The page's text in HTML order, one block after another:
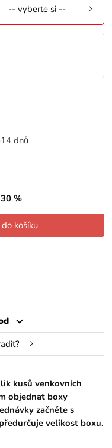
-- vyberte si --
dnů
30 %
kusů venkovních
objednat boxy
začněte s
velikost boxu.